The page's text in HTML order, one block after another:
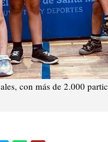
con más de 2.000